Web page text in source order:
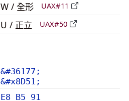
W / 全形 UAX#11
U / 正立 UAX#50
&#36177;
&#x8D51;
E8 B5 91